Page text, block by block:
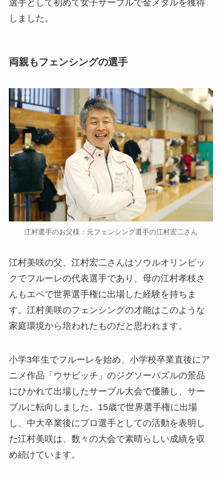
選手として初めて女子サーブルで金メダルを獲得
しました。
両親もフェンシングの選手
江村選手のお父様：元フェンシング選手の江村宏二さん
江村美咲の父、江村宏二さんはソウルオリンピッ
クでフルーレの代表選手であり、母の江村孝枝さ
んもエペで世界選手権に出場した経験を持ちま
す。江村美咲のフェンシングの才能はこのような
家庭環境から培われたものだと思われます。
小学3年生でフルーレを始め、小学校卒業直後にア
ニメ作品「ウサビッチ」のジグソーパズルの景品
にひかれて出場したサーブル大会で優勝し、サー
ブルに転向しました。15歳で世界選手権に出場
し、中大卒業後にプロ選手としての活動を表明し
た江村美咲は、数々の大会で素晴らしい成績を収
め続けています。